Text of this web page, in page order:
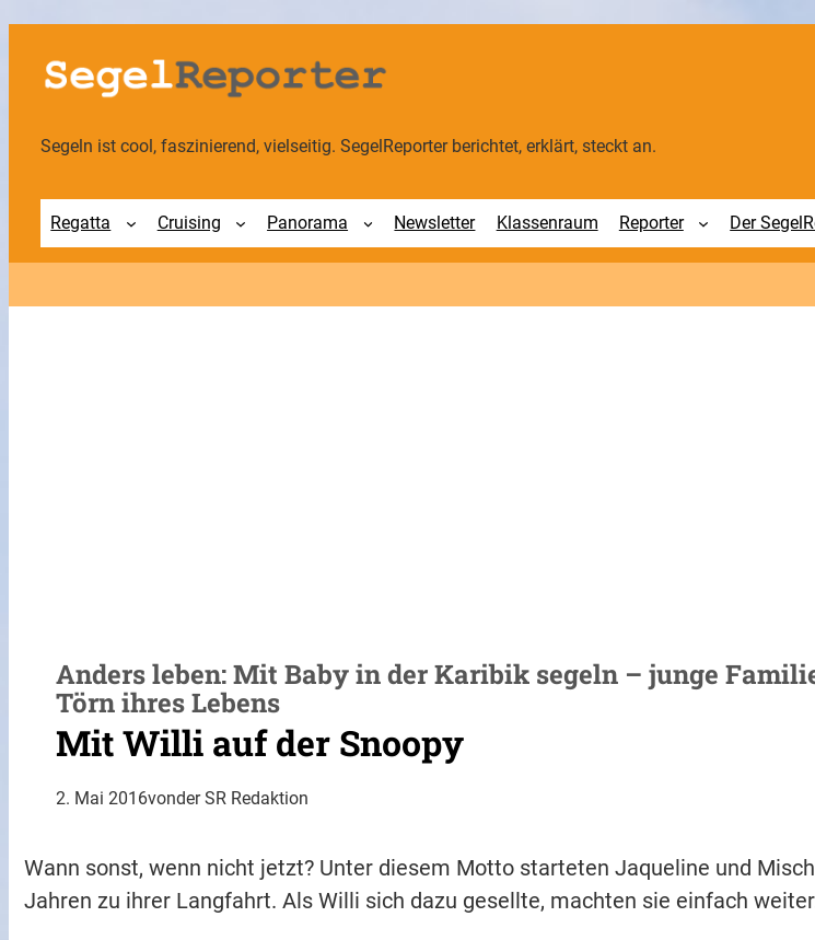
Zum
Inhalt
springen
Segeln ist cool, faszinierend, vielseitig. SegelReporter berichtet, erklärt, steckt an.
Regatta Cruising Panorama Newsletter Klassenraum Reporter Der
Anders leben: Mit Baby in der Karibik segeln – junge
Törn ihres Lebens
Mit Willi auf der Snoopy
2. Mai 2016vonder SR Redaktion
Wann sonst, wenn nicht jetzt? Unter diesem Motto starteten Jaqueline und
Jahren zu ihrer Langfahrt. Als Willi sich dazu gesellte, machten sie einfach